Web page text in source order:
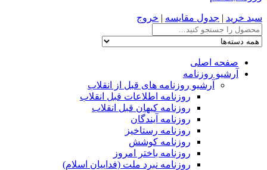
سبد خرید | جدول مقایسه | خروج
صفحه اصلی
آرشیو روزنامه
آرشیو روزنامه های قبل از انقلاب
روزنامه اطلاعات قبل انقلاب
روزنامه کیهان قبل انقلاب
روزنامه آیندگان
روزنامه رستاخیز
روزنامه کوشش
روزنامه باختر امروز
روزنامه نبرد ملت (فداییان اسلام)